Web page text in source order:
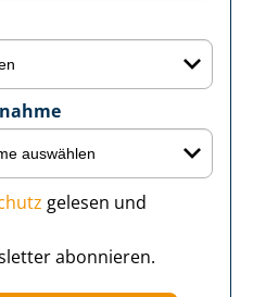
gelesen und
abonnieren.